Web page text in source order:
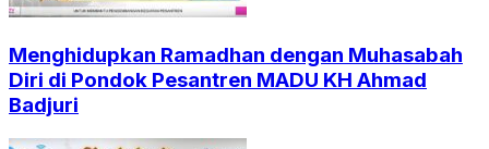
Menghidupkan Ramadhan dengan Muhasabah
Diri di Pondok Pesantren MADU KH Ahmad
Badjuri